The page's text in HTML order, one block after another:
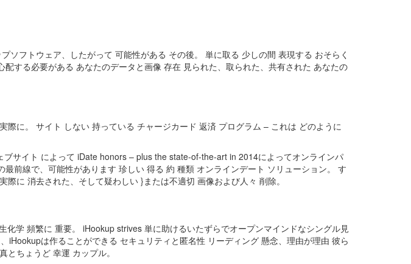
フトウェア、したがって 可能性がある その後。 単に取る 少しの間 表現する おそらく
する必要がある あなたのデータと画像 存在 見られた、取られた、共有された あなたの
に。 サイト しない 持っている チャージカード 返済 プログラム – これは どのように
サイト によって iDate honors – plus the state-of-the-art in 2014によってオンラインパ
前線で、可能性があります 珍しい 得る 約 種類 オンラインデート ソリューション。 す
に 消去された、そして疑わしい }または不適切 画像および人々 削除。
学 頻繁に 重要。 iHookup strives 単に助けるいたずらでオープンマインドなシングル見
は作ることができる セキュリティと匿名性 リーディング 懸念、理由が理由 彼ら
ちょうど 幸運 カッ​​プル。